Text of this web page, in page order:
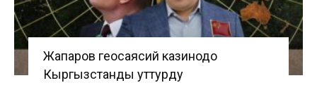
Жапаров геосаясий казинодо
Кыргызстанды уттурду